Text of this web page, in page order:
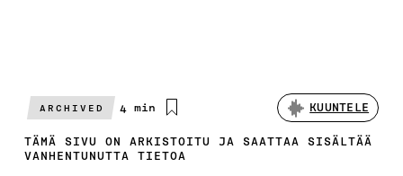
ARCHIVED
Arvioitu
4 min KUUNTELE
TÄMÄ SIVU ON ARKISTOITU JA SAATTAA SISÄLTÄÄ
VANHENTUNUTTA TIETOA